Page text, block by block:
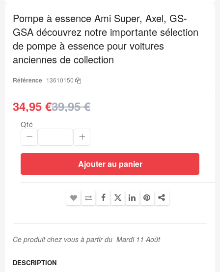
début
de
la
Galerie
d’images
Pompe à essence Ami Super, Axel, GS-
GSA découvrez notre importante sélection
de pompe à essence pour voitures
anciennes de collection
Référence 13610150
34,95 €39,95 €
Qté
Ajouter au panier
Ce produit chez vous à partir du Mardi 11 Août
DESCRIPTION